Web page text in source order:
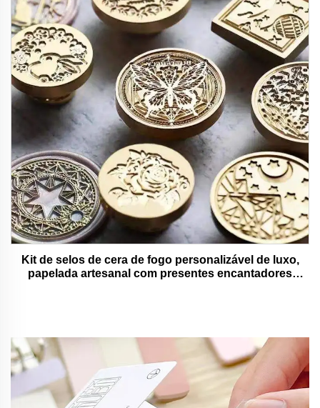
Kit de selos de cera de fogo personalizável de luxo,
papelada artesanal com presentes encantadores